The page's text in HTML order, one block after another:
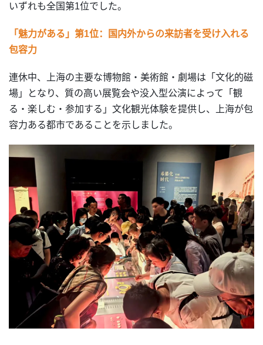
いずれも全国第1位でした。
「魅力がある」第1位：国内外からの来訪者を受け入れる
包容力
連休中、上海の主要な博物館・美術館・劇場は「文化的磁
場」となり、質の高い展覧会や没入型公演によって「観
る・楽しむ・参加する」文化観光体験を提供し、上海が包
容力ある都市であることを示しました。